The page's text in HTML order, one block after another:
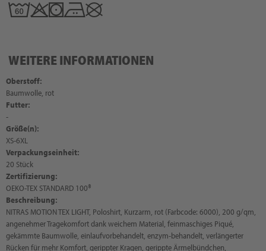
WEITERE INFORMATIONEN
Oberstoff:
Baumwolle, rot
Futter:
-
Größe(n):
XS-6XL
Verpackungseinheit:
20 Stück
Zertifizierung:
OEKO-TEX STANDARD 100®
Beschreibung:
NITRAS MOTION TEX LIGHT, Poloshirt, Kurzarm, rot (Farbcode: 6000), 200 g/qm,
angenehmer Tragekomfort dank weichem Material, feinmaschiges Piqué,
gekämmte Baumwolle, einlaufvorbehandelt, enzym-behandelt, verlängerter
Rücken für mehr Komfort, gerippter Kragen, gerippte Ärmelbündchen,